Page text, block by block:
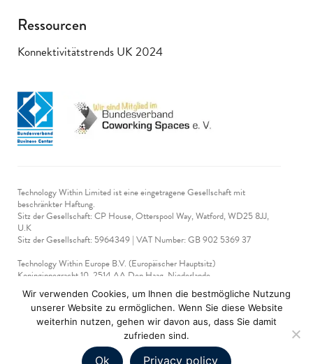
Ressourcen
Konnektivitätstrends UK 2024
Technology Within Limited ist eine eingetragene Gesellschaft mit
beschränkter Haftung.
Sitz der Gesellschaft: CP House, Otterspool Way, Watford, WD25 8JJ,
U.K
​Sitz der Gesellschaft: 5964349 | VAT Number: GB 902 5369 37
Technology Within Europe B.V. (Europäischer Hauptsitz)
Koninginnegracht 10, 2514 AA Den Haag, Niederlande
Steuernummer: NL 865 425 140 B01
KVK-nummer 90712714
technologywithin © 2019-2026. Alle Rechte vorbehalten.
Wir verwenden Cookies, um Ihnen die bestmögliche Nutzung
unserer Website zu ermöglichen. Wenn Sie diese Website
weiterhin nutzen, gehen wir davon aus, dass Sie damit
zufrieden sind.
Ok Privacy policy